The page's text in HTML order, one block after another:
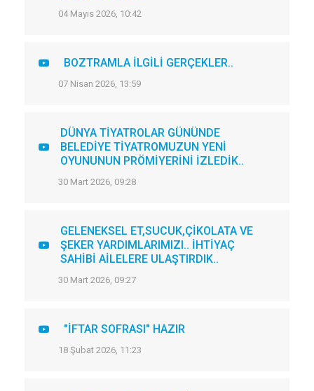
04 Mayıs 2026, 10:42
BOZTRAMLA İLGİLİ GERÇEKLER..
07 Nisan 2026, 13:59
DÜNYA TİYATROLAR GÜNÜNDE
BELEDİYE TİYATROMUZUN YENİ
OYUNUNUN PRÖMİYERİNİ İZLEDİK..
30 Mart 2026, 09:28
GELENEKSEL ET,SUCUK,ÇİKOLATA VE
ŞEKER YARDIMLARIMIZI.. İHTİYAÇ
SAHİBİ AİLELERE ULAŞTIRDIK..
30 Mart 2026, 09:27
"İFTAR SOFRASI" HAZIR
18 Şubat 2026, 11:23